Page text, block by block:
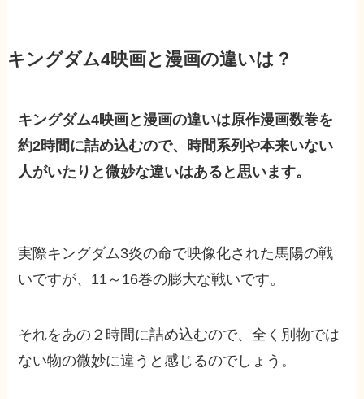
キングダム4映画と漫画の違いは？
キングダム4映画と漫画の違いは原作漫画数巻を
約2時間に詰め込むので、時間系列や本来いない
人がいたりと微妙な違いはあると思います。
実際キングダム3炎の命で映像化された馬陽の戦
いですが、11～16巻の膨大な戦いです。
それをあの２時間に詰め込むので、全く別物では
ない物の微妙に違うと感じるのでしょう。